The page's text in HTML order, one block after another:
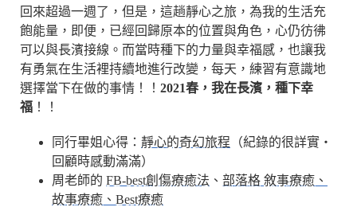
回來超過一週了，但是，這趟靜心之旅，為我的生活充
飽能量，即便，已經回歸原本的位置與角色，心仍彷彿
可以與長濱接線。而當時種下的力量與幸福感，也讓我
有勇氣在生活裡持續地進行改變，每天，練習有意識地
選擇當下在做的事情！！ 2021春，我在長濱，種下幸
福 ！！
同行畢姐心得： 靜心的奇幻旅程 （紀錄的很詳實・
回顧時感動滿滿）
周老師的 FB-best創傷療癒法 、 部落格 敘事療癒、
故事療癒、Best療癒